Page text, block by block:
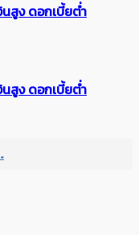
นสูง ดอกเบี้ยต่ำ
นสูง ดอกเบี้ยต่ำ